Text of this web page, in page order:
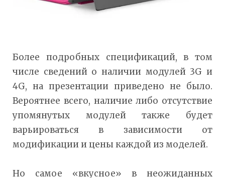
Более подробных спецификаций, в том
числе сведений о наличии модулей 3G и
4G, на презентации приведено не было.
Вероятнее всего, наличие либо отсутствие
упомянутых модулей также будет
варьироваться в зависимости от
модификации и цены каждой из моделей.
Но самое «вкусное» в неожиданных